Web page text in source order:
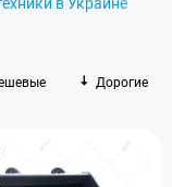
Дорогие